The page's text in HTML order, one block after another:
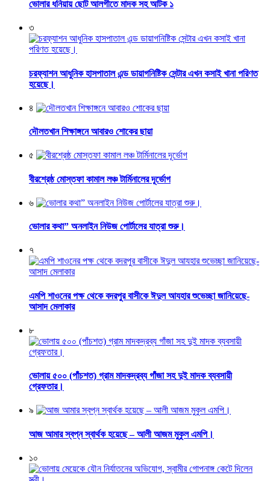
ভোলার ধনিয়ায় ছোট আলগীতে মাদক সহ আটক ১
৩
চরফ্যাশন আধুনিক হাসপাতাল এন্ড ডায়াগনিষ্টিক সেন্টার এখন কসাই খানা পরিণত
হয়েছে।
৪
দৌলতখান শিক্ষাঙ্গনে আবারও শোকের ছায়া
৫
বীরশ্রেষ্ঠ মোস্তফা কামাল লঞ্চ টার্মিনালের দূর্ভোগ
৬
ভোলার কথা” অনলাইন নিউজ পোর্টালের যাত্রা শুরু।
৭
এমপি শাওনের পক্ষ থেকে বদরপুর বাসীকে ঈদুল আযহার শুভেচ্ছা জানিয়েছে-
আসাদ মেলাকার
৮
ভোলায় ৫০০ (পাঁচশত) গ্রাম মাদকদ্রব্য গাঁজা সহ দুই মাদক ব্যবসায়ী
গ্রেফতার।
৯
আজ আমার স্বপ্ন স্বার্থক হয়েছে – আলী আজম মুকুল এমপি।
১০